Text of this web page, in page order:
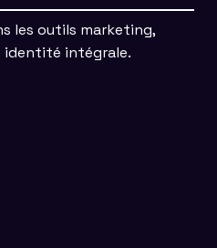
les outils marketing,
identité intégrale.